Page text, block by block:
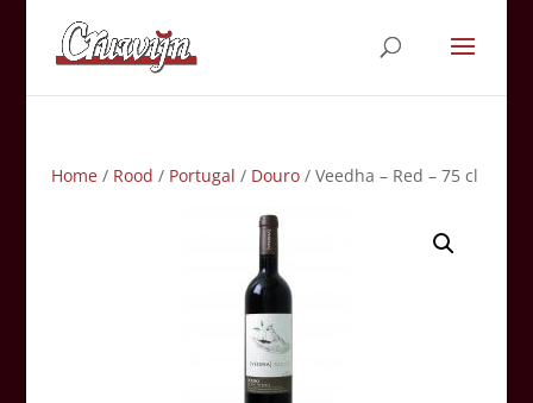
Home/ Rood / Portugal / Douro/ Veedha – Red – 75 cl